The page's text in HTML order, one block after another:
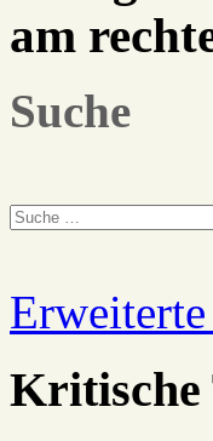
am
Suche
Kritische